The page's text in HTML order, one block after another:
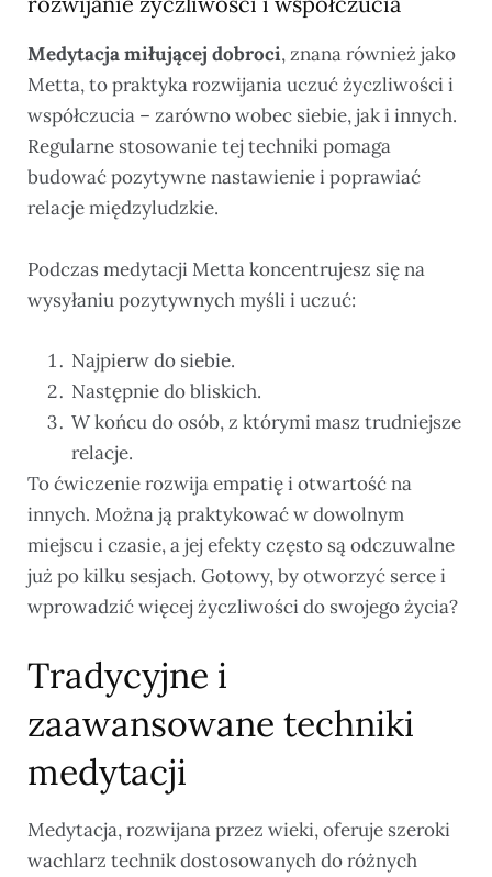
Medytacja miłującej dobroci, znana również jako
Metta, to praktyka rozwijania uczuć życzliwości i
współczucia – zarówno wobec siebie, jak i innych.
Regularne stosowanie tej techniki pomaga
budować pozytywne nastawienie i poprawiać
relacje międzyludzkie.
Podczas medytacji Metta koncentrujesz się na
wysyłaniu pozytywnych myśli i uczuć:
Najpierw do siebie.
Następnie do bliskich.
W końcu do osób, z którymi masz trudniejsze
relacje.
To ćwiczenie rozwija empatię i otwartość na
innych. Można ją praktykować w dowolnym
miejscu i czasie, a jej efekty często są odczuwalne
już po kilku sesjach. Gotowy, by otworzyć serce i
wprowadzić więcej życzliwości do swojego życia?
Tradycyjne i
zaawansowane techniki
medytacji
Medytacja, rozwijana przez wieki, oferuje szeroki
wachlarz technik dostosowanych do różnych